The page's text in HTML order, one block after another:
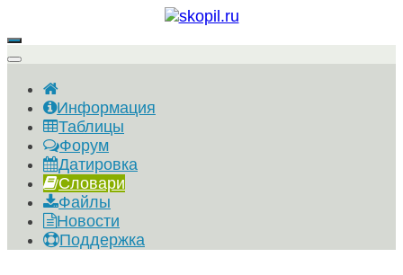
Информация
Таблицы
Форум
Датировка
Словари
Файлы
Новости
Поддержка